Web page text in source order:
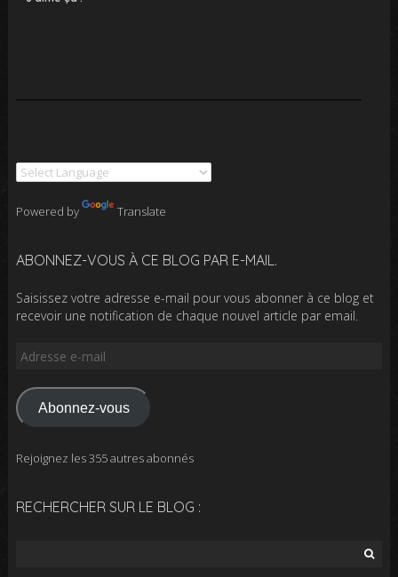
Powered by Translate
ABONNEZ-VOUS À CE BLOG PAR E-MAIL.
Saisissez votre adresse e-mail pour vous abonner à ce blog et
recevoir une notification de chaque nouvel article par email.
Adresse
mail
Abonnez-vous
Rejoignez les 355 autres abonnés
RECHERCHER SUR LE BLOG :